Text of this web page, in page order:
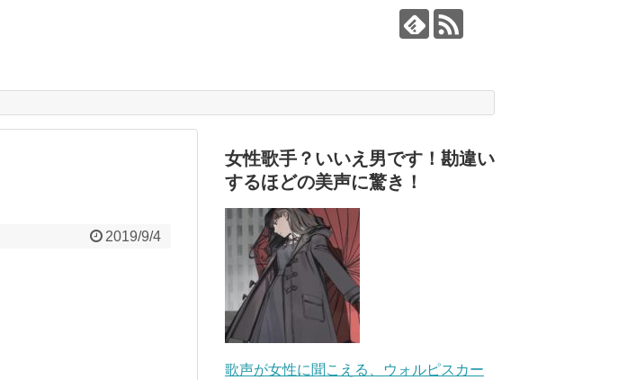
2019/9/4
女性歌手？いいえ男です！勘違い
するほどの美声に驚き！
歌声が女性に聞こえる、ウォルピスカー